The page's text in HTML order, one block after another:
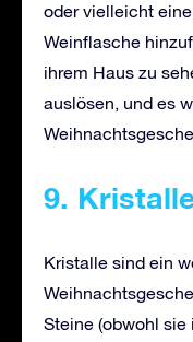
oder vielleicht
Weinflasche
ihrem Haus zu
auslösen, und es
9.
Kristalle sind ein
Steine (obwohl